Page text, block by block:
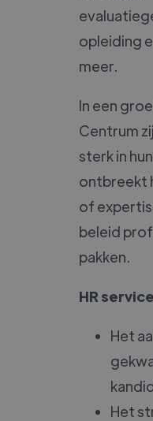
opleiding
meer.
In een
Centrum
sterk in
ontbreekt
of
beleid
pakken.
HR
Het
Het